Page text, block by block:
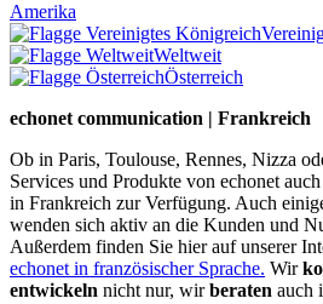
Amerika
Weltweit
Österreich
echonet communication | Frankreich
Ob in Paris, Toulouse, Rennes, Nizza
Services und Produkte von echonet
in Frankreich zur Verfügung. Auch
wenden sich aktiv an die Kunden und
Außerdem finden Sie hier auf unserer
echonet in französischer Sprache. Wir
entwickeln nicht nur, wirberaten auch